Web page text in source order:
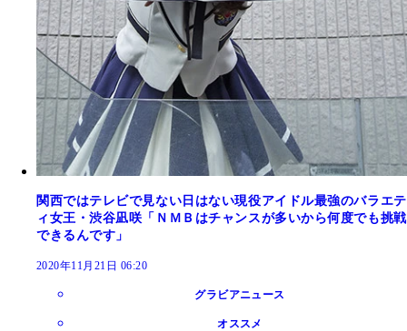
関西ではテレビで見ない日はない現役アイドル最強のバラエテ
ィ女王・渋谷凪咲「ＮＭＢはチャンスが多いから何度でも挑戦
できるんです」
2020年11月21日 06:20
グラビアニュース
オススメ